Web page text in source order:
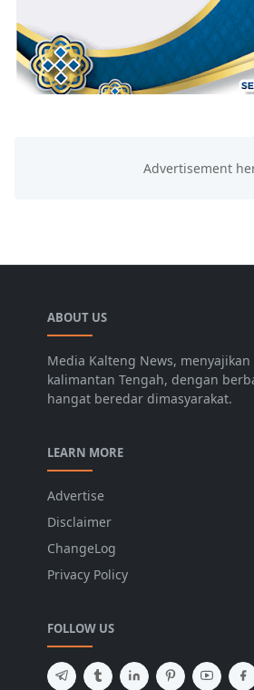
ABOUT US
Media Kalteng News,
kalimantan Tengah, dengan
hangat beredar dimasyarakat.
LEARN MORE
Advertise
Disclaimer
ChangeLog
Privacy Policy
FOLLOW US